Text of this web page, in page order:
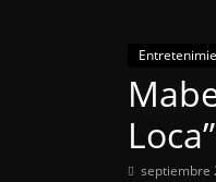
Loca”
septiembre